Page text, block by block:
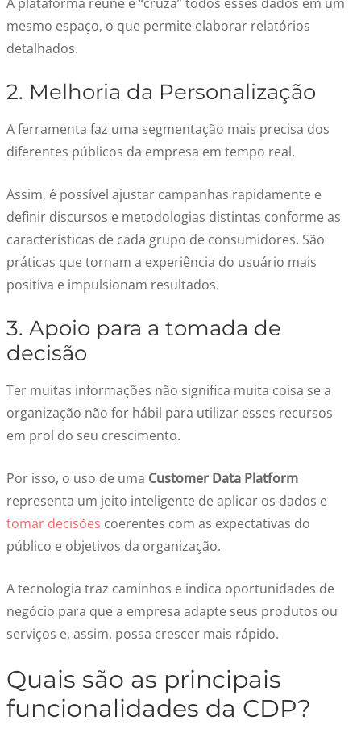
mesmo espaço, o que permite elaborar relatórios
detalhados.
2. Melhoria da Personalização
A ferramenta faz uma segmentação mais precisa dos
diferentes públicos da empresa em tempo real.
Assim, é possível ajustar campanhas rapidamente e
definir discursos e metodologias distintas conforme as
características de cada grupo de consumidores. São
práticas que tornam a experiência do usuário mais
positiva e impulsionam resultados.
3. Apoio para a tomada de
decisão
Ter muitas informações não significa muita coisa se a
organização não for hábil para utilizar esses recursos
em prol do seu crescimento.
Por isso, o uso de uma Customer Data Platform
representa um jeito inteligente de aplicar os dados e
tomar decisões coerentes com as expectativas do
público e objetivos da organização.
A tecnologia traz caminhos e indica oportunidades de
negócio para que a empresa adapte seus produtos ou
serviços e, assim, possa crescer mais rápido.
Quais são as principais
funcionalidades da CDP?